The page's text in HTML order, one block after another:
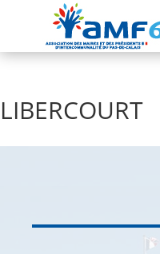
LIBERCOURT